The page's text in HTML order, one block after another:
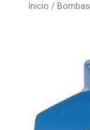
Inicio /Bombas